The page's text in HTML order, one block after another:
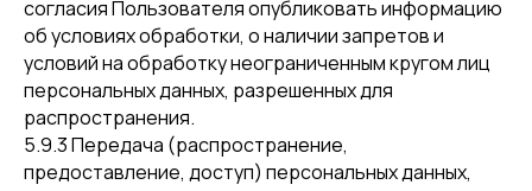
согласия Пользователя опубликовать информацию
об условиях обработки, о наличии запретов и
условий на обработку неограниченным кругом лиц
персональных данных, разрешенных для
распространения.
5.9.3 Передача (распространение,
предоставление, доступ) персональных данных,